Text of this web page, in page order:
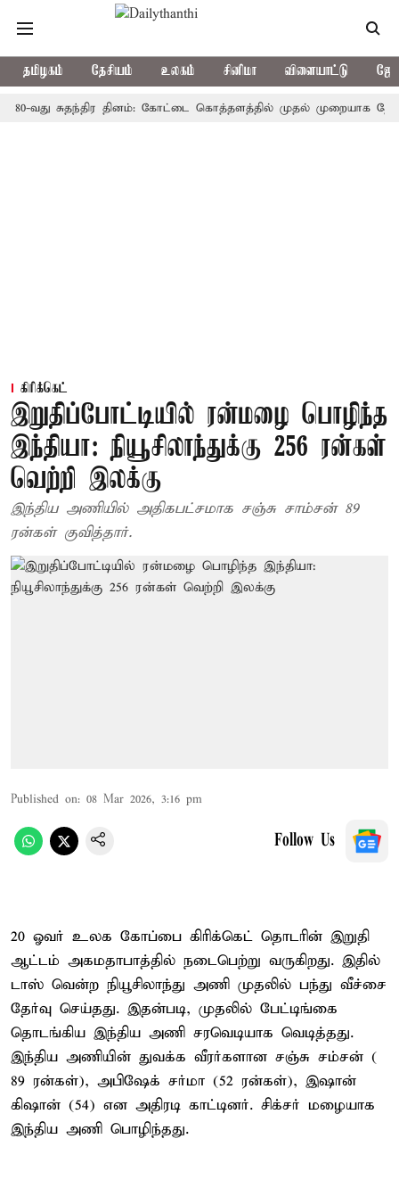
தமிழகம் தேசியம் உலகம் சினிமா விளையாட்டு
சுதந்திர தினம்: கோட்டை கொத்தளத்தில் முதல் முறையாக தேசிய
கிரிக்கெட்
இறுதிப்போட்டியில் ரன்மழை பொழிந்த
இந்தியா: நியூசிலாந்துக்கு 256 ரன்கள்
வெற்றி இலக்கு
இந்திய அணியில் அதிகபட்சமாக சஞ்சு சாம்சன் 89
ரன்கள் குவித்தார்.
Published on: 08 Mar 2026, 3:16 pm
Follow Us
20 ஓவர் உலக கோப்பை கிரிக்கெட் தொடரின் இறுதி
ஆட்டம் அகமதாபாத்தில் நடைபெற்று வருகிறது. இதில்
டாஸ் வென்ற நியூசிலாந்து அணி முதலில் பந்து வீச்சை
தேர்வு செய்தது. இதன்படி, முதலில் பேட்டிங்கை
தொடங்கிய இந்திய அணி சரவெடியாக வெடித்தது.
இந்திய அணியின் துவக்க வீரர்களான சஞ்சு சம்சன் (
89 ரன்கள்), அபிஷேக் சர்மா (52 ரன்கள்), இஷான்
கிஷான் (54) என அதிரடி காட்டினர். சிக்சர் மழையாக
இந்திய அணி பொழிந்தது.